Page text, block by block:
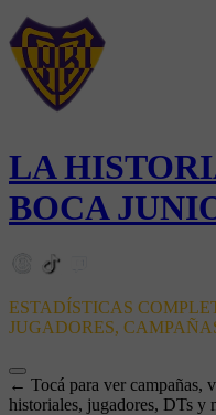
LA
BOCA
ESTADÍSTICAS
JUGADORES,
← Tocá para ver campañas,
historiales, jugadores, DTs y